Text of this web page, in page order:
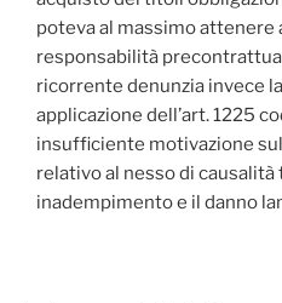
poteva al massimo attenere
responsabilità
ricorrente denunzia invece
applicazione dell’art. 1225
insufficiente motivazione
relativo al nesso di
inadempimento e il danno